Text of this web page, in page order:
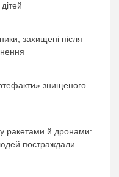
захищені після
знищеного
ракетами й дронами:
постраждали